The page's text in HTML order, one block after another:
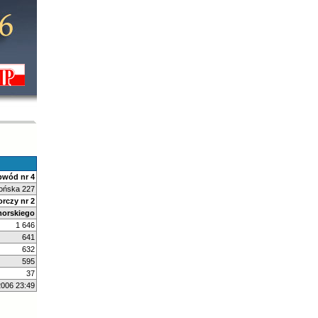
nr 4
227
nr 2
1 646
641
632
595
37
23:49